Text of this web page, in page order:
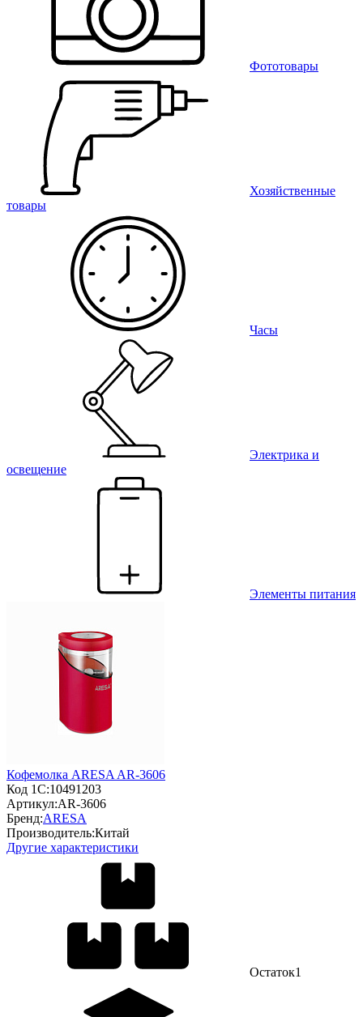
Фототовары
Хозяйственные
товары
Часы
Электрика и
освещение
Элементы питания
Кофемолка ARESA AR-3606
Код 1С:10491203
Артикул:AR-3606
Бренд:ARESA
Производитель:Китай
Другие характеристики
Остаток1